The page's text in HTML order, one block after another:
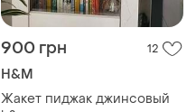
900 грн 12
H&M
Жакет пиджак джинсовый